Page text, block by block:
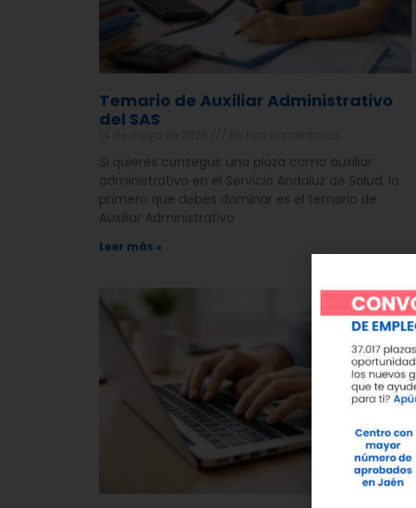
Temario de Auxiliar Administrativo
del SAS
Si quieres conseguir una plaza como auxiliar
administrativo en el Servicio Andaluz de Salud, lo
primero que debes dominar es el temario de
Auxiliar Administrativo
Leer más »